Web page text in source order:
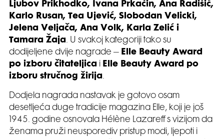
Ljubov Prikhodko, Ivana Prkačin, Ana Radišić,
Karlo Rusan, Tea Ujević, Slobodan Velicki,
Jelena Veljača, Ana Volk, Karla Zelić i
Tamara Žaja. U svakoj kategoriji tako su
dodijeljene dvije nagrade – Elle Beauty Award
po izboru čitateljica
Elle Beauty Award po
izboru stručnog žirija.
Dodjela nagrada nastavak je gotovo osam
desetljeća duge tradicije magazina Elle, koji je još
1945. godine osnovala Hélène Lazareff s vizijom da
ženama pruži neusporediv pristup modi, ljepoti i